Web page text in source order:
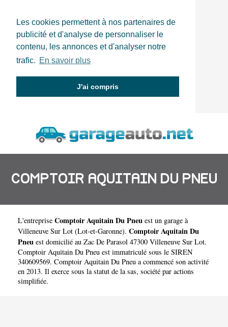
Les cookies permettent à nos partenaires de
publicité et d'analyse de personnaliser le
contenu, les annonces et d'analyser notre
trafic. En savoir plus
J'ai compris
COMPTOIR AQUITAIN DU PNEU
L'entreprise Comptoir Aquitain Du Pneu est un garage à
Villeneuve Sur Lot (Lot-et-Garonne). Comptoir Aquitain Du
Pneu est domicilié au Zac De Parasol 47300 Villeneuve Sur Lot.
Comptoir Aquitain Du Pneu est immatriculé sous le SIREN
340609569. Comptoir Aquitain Du Pneu a commencé son activité
en 2013. Il exerce sous la statut de la sas, société par actions
simplifiée.